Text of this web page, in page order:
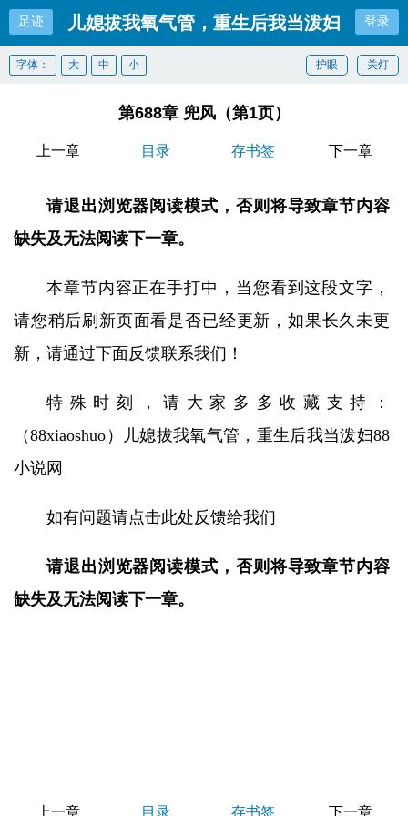
足迹 儿媳拔我氧气管，重生后我当泼妇 登录
关灯
护眼
字体： 大 中 小
第688章 兜风（第1页）
上一章 目录 存书签 下一章
请退出浏览器阅读模式，否则将导致章节内容
缺失及无法阅读下一章。
本章节内容正在手打中，当您看到这段文字，
请您稍后刷新页面看是否已经更新，如果长久未更
新，请通过下面反馈联系我们！
特殊时刻，请大家多多收藏支持：
（88xiaoshuo）儿媳拔我氧气管，重生后我当泼妇88
小说网
如有问题请点击此处反馈给我们
请退出浏览器阅读模式，否则将导致章节内容
缺失及无法阅读下一章。
上一章 目录 存书签 下一章